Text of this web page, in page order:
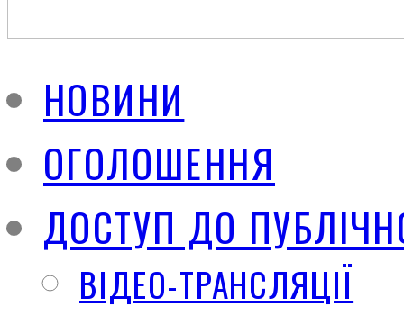
НОВИНИ
ОГОЛОШЕННЯ
ДОСТУП ДО
ВІДЕО-ТРАНСЛЯЦІЇ